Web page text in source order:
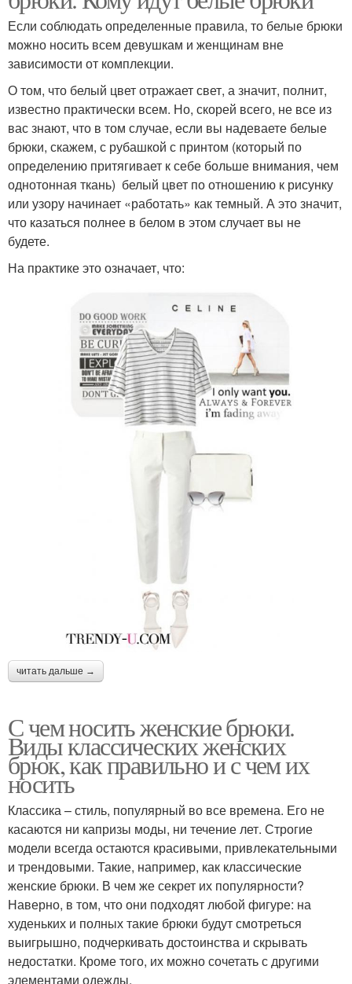
Если соблюдать определенные правила, то белые брюки
можно носить всем девушкам и женщинам вне
зависимости от комплекции.
О том, что белый цвет отражает свет, а значит, полнит,
известно практически всем. Но, скорей всего, не все из
вас знают, что в том случае, если вы надеваете белые
брюки, скажем, с рубашкой с принтом (который по
определению притягивает к себе больше внимания, чем
однотонная ткань) белый цвет по отношению к рисунку
или узору начинает «работать» как темный. А это значит,
что казаться полнее в белом в этом случает вы не
будете.
На практике это означает, что:
читать дальше →
С чем носить женские брюки.
Виды классических женских
брюк, как правильно и с чем их
носить
Классика – стиль, популярный во все времена. Его не
касаются ни капризы моды, ни течение лет. Строгие
модели всегда остаются красивыми, привлекательными
и трендовыми. Такие, например, как классические
женские брюки. В чем же секрет их популярности?
Наверно, в том, что они подходят любой фигуре: на
худеньких и полных такие брюки будут смотреться
выигрышно, подчеркивать достоинства и скрывать
недостатки. Кроме того, их можно сочетать с другими
элементами одежды.